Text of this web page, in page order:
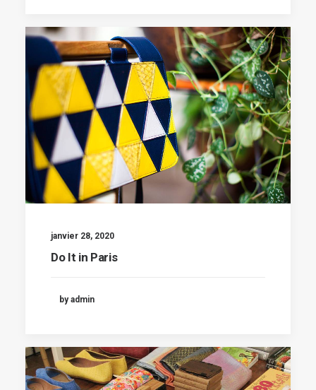
janvier 28, 2020
Do It in Paris
by admin